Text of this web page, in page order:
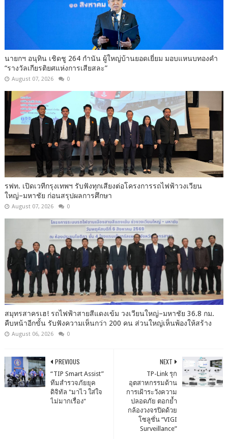
นายกฯ อนุทิน เชิดชู 264 กำนัน ผู้ใหญ่บ้านยอดเยี่ยม มอบแหนบทองคำ
“รางวัลเกียรติยศแห่งการเสียสละ”
August 07, 2026 0
รฟท. เปิดเวทีกรุงเทพฯ รับฟังทุกเสียงต่อโครงการรถไฟฟ้าวงเวียน
ใหญ่–มหาชัย ก่อนสรุปผลการศึกษา
August 07, 2026 0
สมุทรสาครเฮ! รถไฟฟ้าสายสีแดงเข้ม วงเวียนใหญ่–มหาชัย 36.8 กม.
คืบหน้าอีกขั้น รับฟังความเห็นกว่า 200 คน ส่วนใหญ่เห็นพ้องให้สร้าง
August 06, 2026 0
NEXT
TP-Link รุก
อุตสาหกรรมด้าน
การเฝ้าระวังความ
ปลอดภัย ตอกย้ำ
กล้องวงจรปิดด้วย
โซลูชั่น “VIGI
Surveillance”
PREVIOUS
“TIP Smart Assist”
ทีมสำรวจภัยยุค
ดิจิทัล "มาไว ใส่ใจ
ไม่มากเรื่อง"